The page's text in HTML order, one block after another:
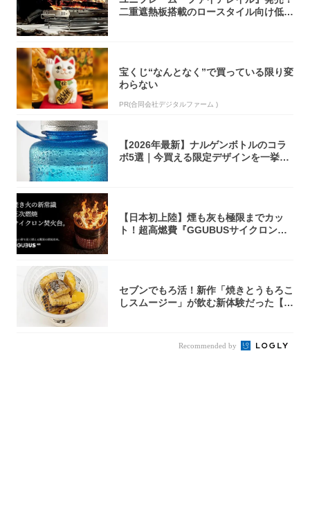
二重遮熱板搭載のロースタイル向け低型
宝くじ“なんとなく”で買っている限り変
わらない
PR(合同会社デジタルファーム )
【2026年最新】ナルゲンボトルのコラ
ボ5選｜今買える限定デザインを一挙紹
【日本初上陸】煙も灰も極限までカッ
ト！超高燃費『GGUBUSサイクロン焚
セブンでもろ活！新作「焼きとうもろこ
しスムージー」が飲む新体験だった【東
Recommended by